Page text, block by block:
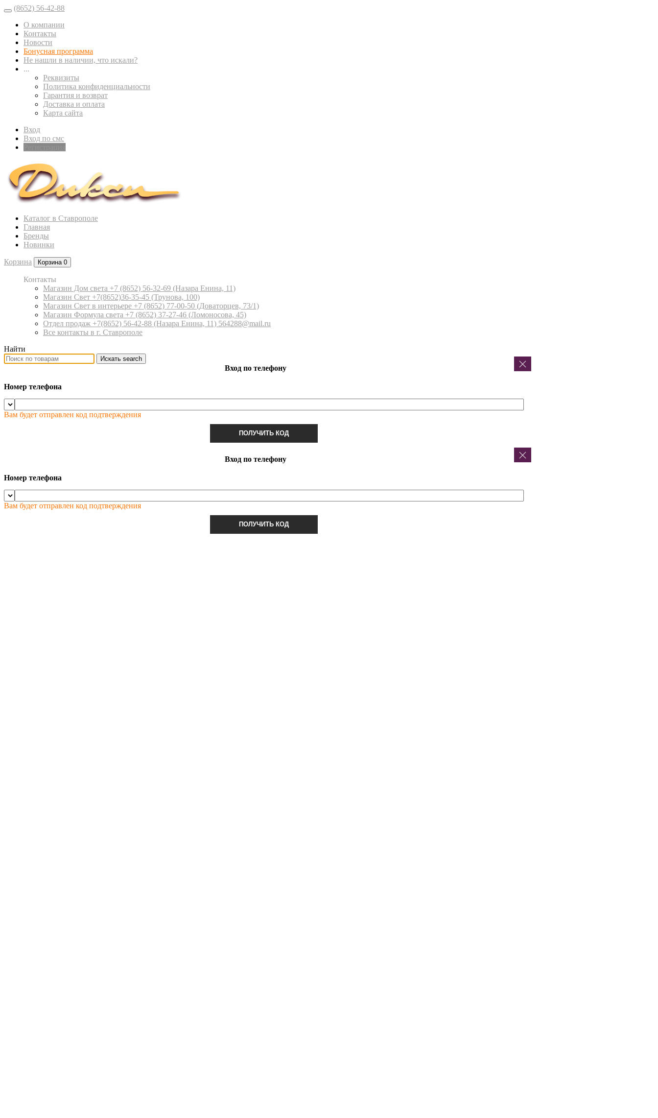
(8652) 56-42-88
О компании
Контакты
Новости
Бонусная программа
Не нашли в наличии, что искали?
...
Реквизиты
Политика конфиденциальности
Гарантия и возврат
Доставка и оплата
Карта сайта
Вход
Вход по смс
Каталог в Ставрополе
Главная
Бренды
Новинки
Корзина Корзина 0
Контакты
Магазин Дом света +7 (8652) 56-32-69 (Назара Енина, 11)
Магазин Свет +7(8652)36-35-45 (Трунова, 100)
Магазин Свет в интерьере +7 (8652) 77-00-50 (Доваторцев, 73/1)
Магазин Формула света +7 (8652) 37-27-46 (Ломоносова, 45)
Отдел продаж +7(8652) 56-42-88 (Назара Енина, 11) 564288@mail.ru
Все контакты в г. Ставрополе
Найти
Искать search
Вход по телефону
Номер телефона
Вам будет отправлен код подтверждения
ПОЛУЧИТЬ КОД
Вход по телефону
Номер телефона
Вам будет отправлен код подтверждения
ПОЛУЧИТЬ КОД